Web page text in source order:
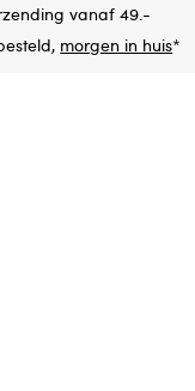
vanaf 49.-
morgen in huis*